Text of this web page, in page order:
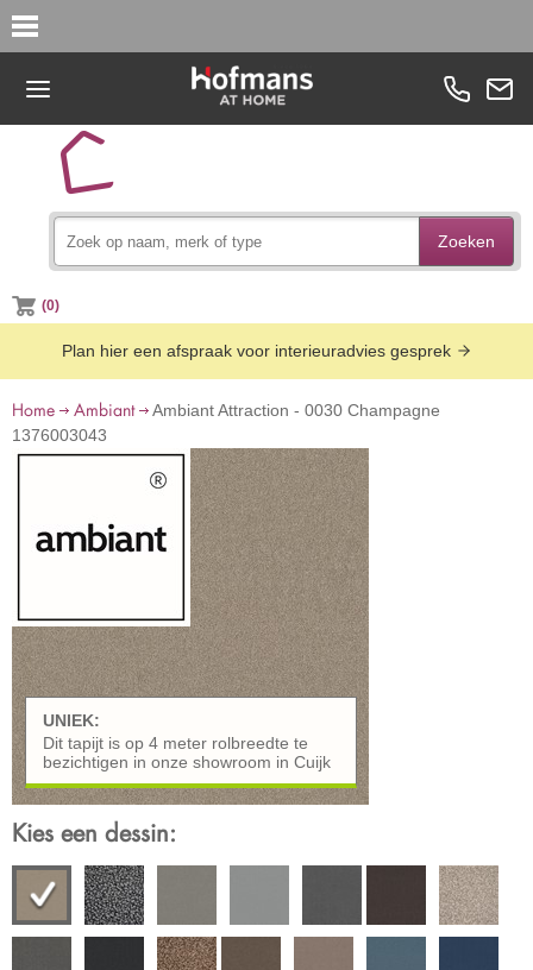
Zoeken
(0)
Plan hier een afspraak voor interieuradvies gesprek
Home Ambiant
Ambiant Attraction - 0030 Champagne
1376003043
UNIEK:
Dit tapijt is op 4 meter rolbreedte te
bezichtigen in onze showroom in Cuijk
Kies een dessin: